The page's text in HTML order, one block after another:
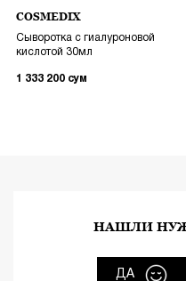
COSMEDIX
Сыворотка с гиалуроновой
кислотой 30мл
1 333 200 сум
НАШЛИ
ДА